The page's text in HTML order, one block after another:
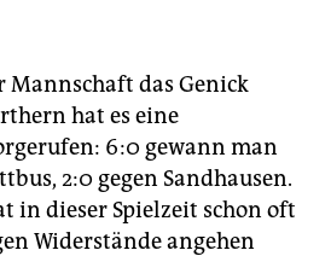
Mannschaft das Genick
hat es eine
6:0 gewann man
2:0 gegen Sandhausen.
in dieser Spielzeit schon oft
Widerstände angehen